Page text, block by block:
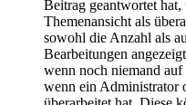
Beitrag geantwortet
Themenansicht als
sowohl die Anzahl als
Bearbeitungen
wenn noch niemand
wenn ein Administrator